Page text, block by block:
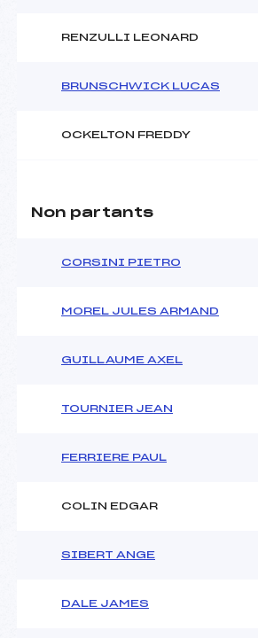
RENZULLI LEONARD
BRUNSCHWICK LUCAS
OCKELTON FREDDY
Non partants
CORSINI PIETRO
MOREL JULES ARMAND
GUILLAUME AXEL
TOURNIER JEAN
FERRIERE PAUL
COLIN EDGAR
SIBERT ANGE
DALE JAMES